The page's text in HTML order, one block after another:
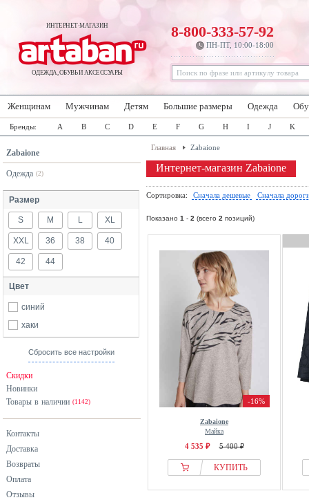
ИНТЕРНЕТ-МАГАЗИН
ОДЕЖДА, ОБУВЬ И АКСЕССУАРЫ
8-800-333-57-92
ПН-ПТ, 10:00-18:00
Женщинам Мужчинам Детям Большие размеры Одежда
Бренды: A B C D E F G H I J K
Zabaione
Одежда (2)
Размер
S M L XL
XXL 36 38 40
42 44
Цвет
синий
хаки
Сбросить все настройки
Скидки
Новинки
Товары в наличии (1142)
Контакты
Доставка
Возвраты
Оплата
Отзывы
Главная Zabaione
Интернет-магазин Zabaione
Сортировка: Сначала дешевые Сначала
Показано 1 - 2 (всего 2 позиций)
-16%
Zabaione
Майка
4 535 ₽ 5 400 ₽
КУПИТЬ